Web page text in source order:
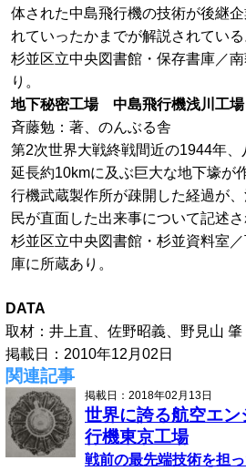
体された中島飛行機の技術が後継
れていったかまでが解説されている
杉並区立中央図書館・保存書庫／
り。
地下秘密工場 中島飛行機浅川工場
斉藤勉：著、のんぶる舎
第2次世界大戦終戦間近の1944年
延長約10kmに及ぶ巨大な地下壕が
行機武蔵製作所が疎開した経過が
民が直面した出来事について記述さ
杉並区立中央図書館・杉並資料室
庫に所蔵あり。
DATA
取材：井上直、佐野昭義、野見山 肇
掲載日：2010年12月02日
関連記事
掲載日：2018年02月13日
世界に誇る航空エ
行機東京工場
戦前の最先端技術を担